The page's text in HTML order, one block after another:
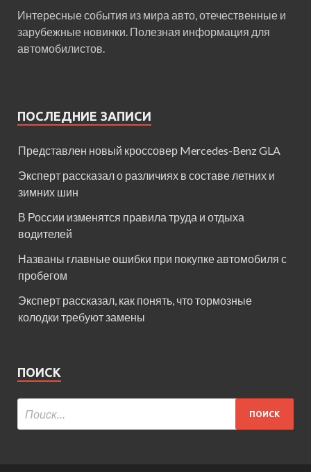
Интересные события из мира авто, отечественные и
зарубежные новинки. Полезная информация для
автомобилистов.
ПОСЛЕДНИЕ ЗАПИСИ
Представлен новый кроссовер Mercedes-Benz GLA
Эксперт рассказал о различиях в составе летних и
зимних шин
В России изменятся правила труда и отдыха
водителей
Названы главные ошибки при покупке автомобиля с
пробегом
Эксперт рассказал, как понять, что тормозные
колодки требуют замены
ПОИСК